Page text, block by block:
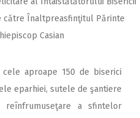
către Înaltpreasfinţitul Părinte
Casian
aproape 150 de biserici
eparhiei, sutele de şantiere
reînfrumuseţare a sfintelor